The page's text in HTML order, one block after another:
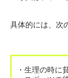
具体的には、次
・生理の時に